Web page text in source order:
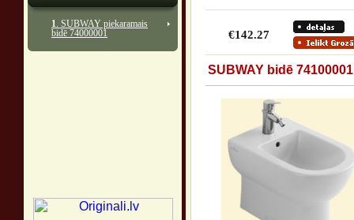
1. SUBWAY piekaramais
bidē 74000001
€142.27
SUBWAY bidē 74100001